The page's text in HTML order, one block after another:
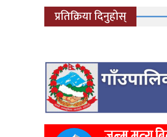
प्रतिक्रिया दिनुहोस्